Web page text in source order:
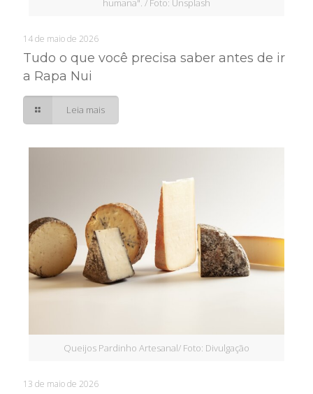
humana". / Foto: Unsplash
14 de maio de 2026
Tudo o que você precisa saber antes de ir
a Rapa Nui
Leia mais
Queijos Pardinho Artesanal/ Foto: Divulgação
13 de maio de 2026